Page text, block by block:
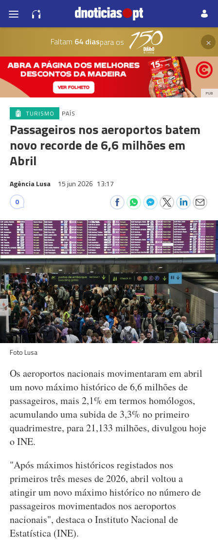
Faltam 64 diaspara os ×
PUB
TURISMO PAÍS
Passageiros nos aeroportos batem
novo recorde de 6,6 milhões em
Abril
Agência Lusa 15 jun 2026 13:17
0
Foto Lusa
Os aeroportos nacionais movimentaram em abril
um novo máximo histórico de 6,6 milhões de
passageiros, mais 2,1% em termos homólogos,
acumulando uma subida de 3,3% no primeiro
quadrimestre, para 21,133 milhões, divulgou hoje
o INE.
"Após máximos históricos registados nos
primeiros três meses de 2026, abril voltou a
atingir um novo máximo histórico no número de
passageiros movimentados nos aeroportos
nacionais", destaca o Instituto Nacional de
Estatística (INE).